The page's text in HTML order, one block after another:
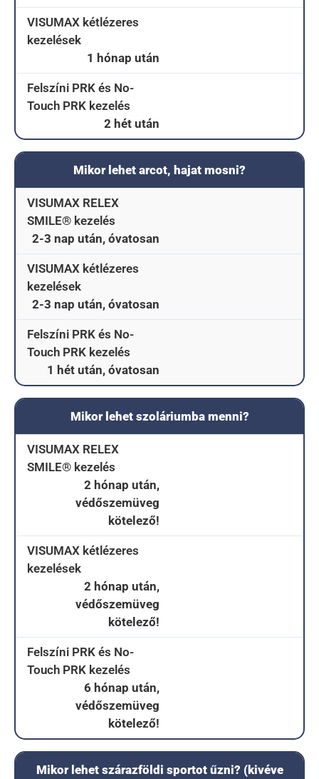
VISUMAX kétlézeres
kezelések
1 hónap után
Felszíni PRK és No-
Touch PRK kezelés
2 hét után
Mikor lehet arcot, hajat mosni?
VISUMAX RELEX
SMILE® kezelés
2-3 nap után, óvatosan
VISUMAX kétlézeres
kezelések
2-3 nap után, óvatosan
Felszíni PRK és No-
Touch PRK kezelés
1 hét után, óvatosan
Mikor lehet szoláriumba menni?
VISUMAX RELEX
SMILE® kezelés
2 hónap után,
védőszemüveg
kötelező!
VISUMAX kétlézeres
kezelések
2 hónap után,
védőszemüveg
kötelező!
Felszíni PRK és No-
Touch PRK kezelés
6 hónap után,
védőszemüveg
kötelező!
Mikor lehet szárazföldi sportot űzni? (kivéve